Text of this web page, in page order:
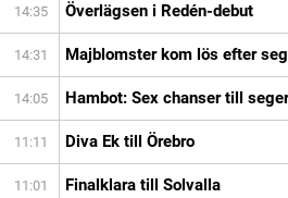
14:35 Överlägsen i Redén-debut
14:31 Majblomster kom lös efter
14:05 Hambot: Sex chanser till seger
11:11 Diva Ek till Örebro
11:01 Finalklara till Solvalla